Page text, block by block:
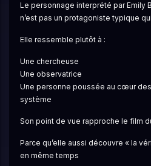
Le personnage interprété par Emily
n’est pas un protagoniste typique
Elle ressemble plutôt à :
Une chercheuse
Une observatrice
Une personne poussée au cœur
système
Son point de vue rapproche le film
Parce qu’elle aussi découvre « la
en même temps